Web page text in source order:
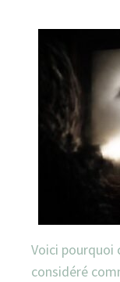
Voici pourquoi
considéré